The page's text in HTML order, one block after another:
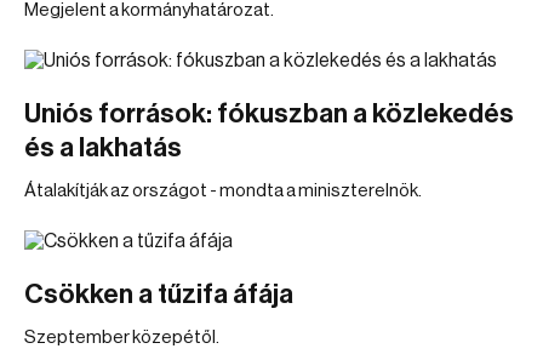
Megjelent a kormányhatározat.
Uniós források: fókuszban a közlekedés
és a lakhatás
Átalakítják az országot - mondta a miniszterelnök.
Csökken a tűzifa áfája
Szeptember közepétől.